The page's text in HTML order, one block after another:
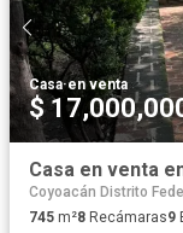
Casa·en venta
$
Coyoacán Distrito
745 m²8 Recámaras9